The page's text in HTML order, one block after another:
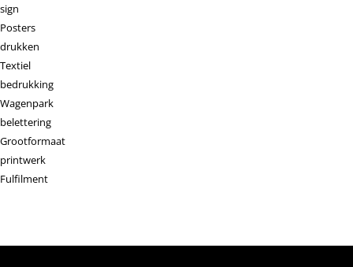
sign
Posters
drukken
Textiel
bedrukking
Wagenpark
belettering
Grootformaat
printwerk
Fulfilment